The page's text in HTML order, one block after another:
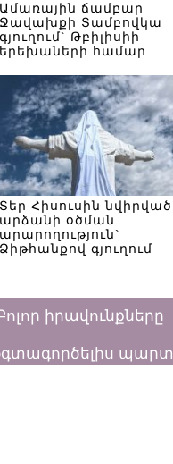
Ամառային ճամբար
Ջավախքի Տամբովկա
գյուղում` Թբիլիսիի
երեխաների համար
Տեր Հիսուսին նվիրված
արձանի օծման
արարողություն`
Ձիթհանքով գյուղում
Բոլոր իրավունքները
օգտագործելիս